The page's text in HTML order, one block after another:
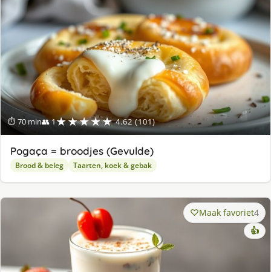
⏱ 70 min👥 1★★★★★ 4.62 (101)
Pogaça = broodjes (Gevulde)
Brood & beleg Taarten, koek & gebak
Maak favoriet4
👍